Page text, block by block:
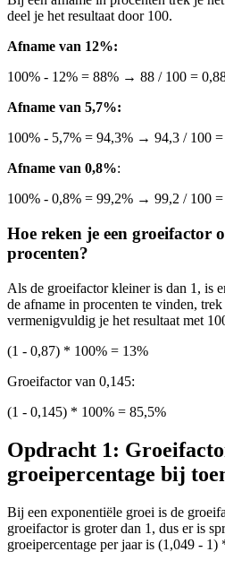
deel je het resultaat door 100.
Afname van 12%:
100% - 12% = 88% → 88 / 100 =
Afname van 5,7%:
100% - 5,7% = 94,3% → 94,3 / 100
Afname van 0,8%:
100% - 0,8% = 99,2% → 99,2 / 100 =
Hoe reken je een groeifactor
procenten?
Als de groeifactor kleiner is dan 1, is
de afname in procenten te vinden,
vermenigvuldig je het resultaat met
(1 - 0,87) * 100% = 13%
Groeifactor van 0,145:
(1 - 0,145) * 100% = 85,5%
Opdracht 1:
groeipercentage bij
Bij een exponentiële groei is de
groeifactor is groter dan 1, dus er is
groeipercentage per jaar is (1,049 -